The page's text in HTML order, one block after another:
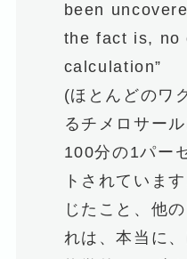
been
the fact is, no
calculation”
(ほとんどのワ
るチメロサー
100分の1パー
トされていま
じたこと、他
れは、本当に